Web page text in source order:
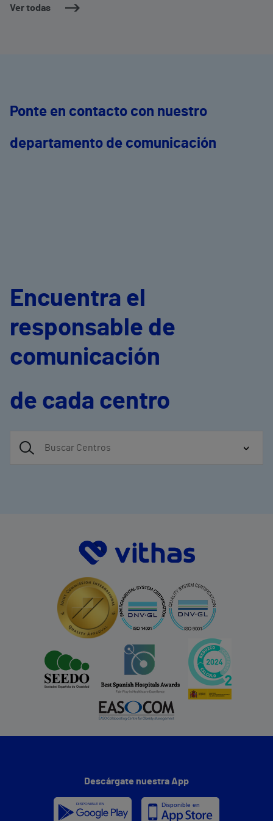
Ver todas
Ponte en contacto con nuestro
departamento de comunicación
Encuentra el
responsable de
comunicación
de cada centro
Descárgate nuestra App